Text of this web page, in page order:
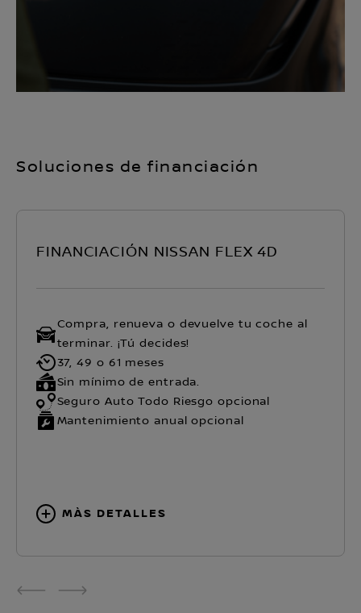
Soluciones de financiación
FINANCIACIÓN NISSAN FLEX 4D
Compra, renueva o devuelve tu coche al
terminar. ¡Tú decides!
37, 49 o 61 meses
Sin mínimo de entrada.
Seguro Auto Todo Riesgo opcional
Mantenimiento anual opcional
MÀS DETALLES